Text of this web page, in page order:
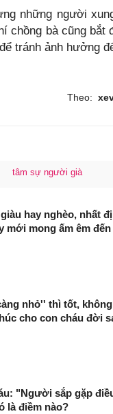
những người
chồng bà cũng bắt
tránh ảnh hưởng
Theo:
tâm sự người già
hay nghèo, nhất
mới mong ấm êm
nhỏ'' thì tốt,
cho con cháu đời
"Người sắp gặp
là điềm nào?